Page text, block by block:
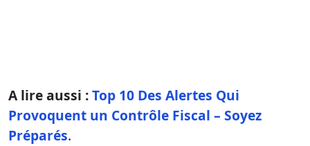
A lire aussi :Top 10 Des Alertes Qui
Provoquent un Contrôle Fiscal – Soyez
Préparés.